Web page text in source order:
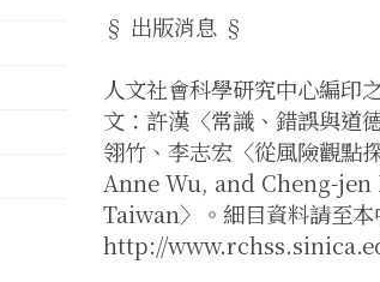
§ 出版消息 §
人文社會科學研究中心編印
文：許漢〈常識、錯誤與道
翎竹、李志宏〈從風險觀
Anne Wu, and Cheng-
Taiwan〉。細目資料請至本
http://